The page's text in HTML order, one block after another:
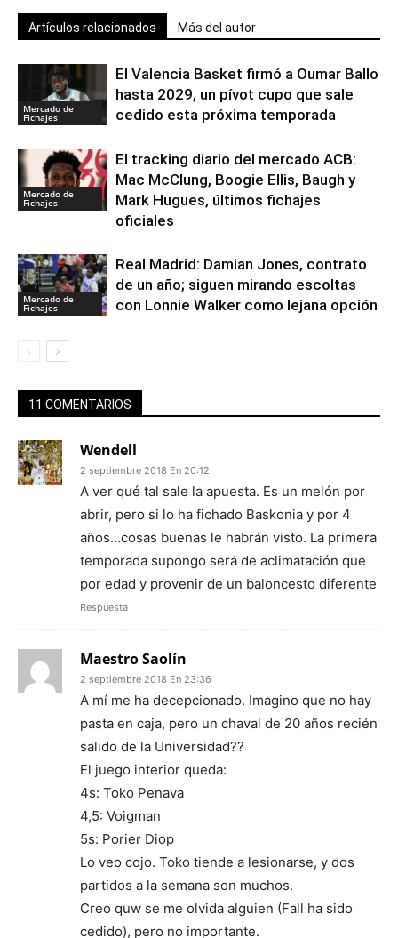
Artículos relacionados Más del autor
Mercado de
Fichajes
El Valencia Basket firmó a Oumar Ballo
hasta 2029, un pívot cupo que sale
cedido esta próxima temporada
Mercado de
Fichajes
El tracking diario del mercado ACB:
Mac McClung, Boogie Ellis, Baugh y
Mark Hugues, últimos fichajes
oficiales
Mercado de
Fichajes
Real Madrid: Damian Jones, contrato
de un año; siguen mirando escoltas
con Lonnie Walker como lejana opción
11 COMENTARIOS
Wendell
2 septiembre 2018 En 20:12
A ver qué tal sale la apuesta. Es un melón por
abrir, pero si lo ha fichado Baskonia y por 4
años…cosas buenas le habrán visto. La primera
temporada supongo será de aclimatación que
por edad y provenir de un baloncesto diferente
Respuesta
Maestro Saolín
2 septiembre 2018 En 23:36
A mí me ha decepcionado. Imagino que no hay
pasta en caja, pero un chaval de 20 años recién
salido de la Universidad??
El juego interior queda:
4s: Toko Penava
4,5: Voigman
5s: Porier Diop
Lo veo cojo. Toko tiende a lesionarse, y dos
partidos a la semana son muchos.
Creo quw se me olvida alguien (Fall ha sido
cedido), pero no importante.